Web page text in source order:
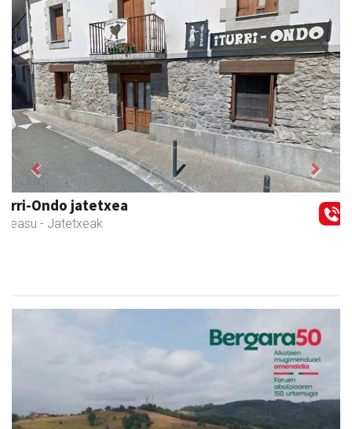
Ormazabal garraioak
Asteasu - Garraioak
Previous Next